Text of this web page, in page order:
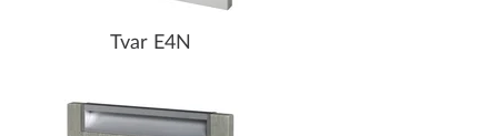
Tvar E4N